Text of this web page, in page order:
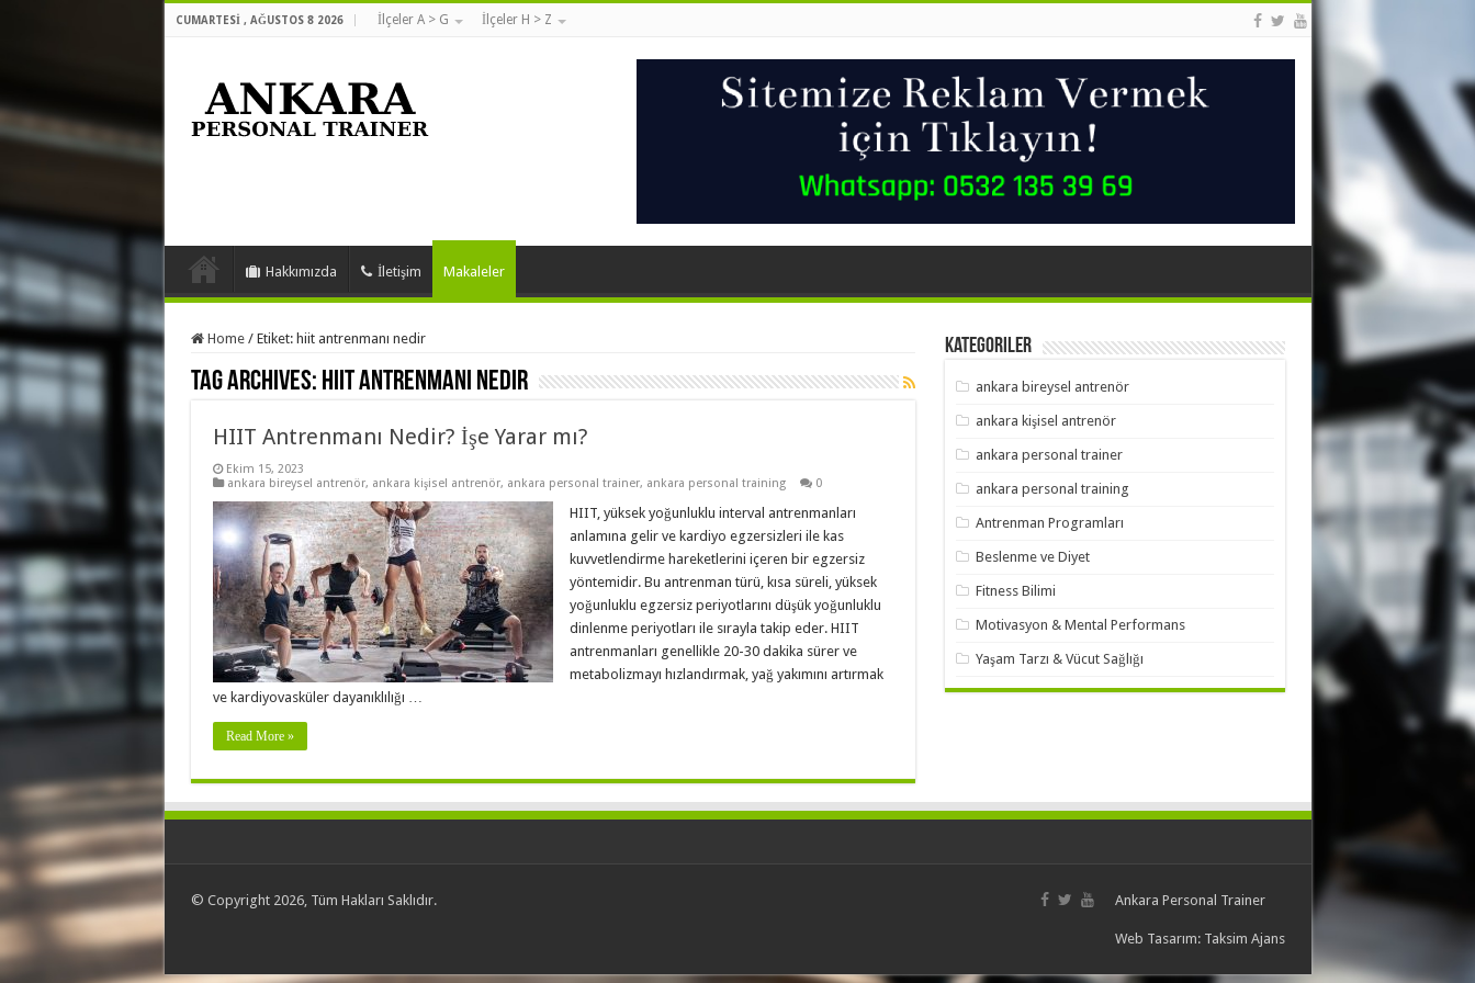
CUMARTESI , AĞUSTOS 8 2026 İlçeler A > G İlçeler H > Z
Hakkımızda İletişim Makaleler
Home / Etiket: hiit antrenmanı nedir
Tag Archives: hiit antrenmanı nedir
HIIT Antrenmanı Nedir? İşe Yarar mı?
Ekim 15, 2023
ankara bireysel antrenör, ankara kişisel antrenör, ankara personal trainer, ankara personal training 0
HIIT, yüksek yoğunluklu interval antrenmanları
anlamına gelir ve kardiyo egzersizleri ile kas
kuvvetlendirme hareketlerini içeren bir egzersiz
yöntemidir. Bu antrenman türü, kısa süreli, yüksek
yoğunluklu egzersiz periyotlarını düşük yoğunluklu
dinlenme periyotları ile sırayla takip eder. HIIT
antrenmanları genellikle 20-30 dakika sürer ve
metabolizmayı hızlandırmak, yağ yakımını artırmak
ve kardiyovasküler dayanıklılığı …
Read More »
Kategoriler
ankara bireysel antrenör
ankara kişisel antrenör
ankara personal trainer
ankara personal training
Antrenman Programları
Beslenme ve Diyet
Fitness Bilimi
Motivasyon & Mental Performans
Yaşam Tarzı & Vücut Sağlığı
Ankara Personal Trainer
Web Tasarım: Taksim Ajans
© Copyright 2026, Tüm Hakları Saklıdır.